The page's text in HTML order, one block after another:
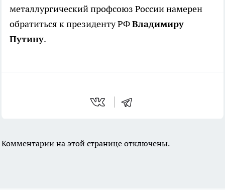
металлургический профсоюз России намерен
обратиться к президенту РФВладимиру
Путину.
Комментарии на этой странице отключены.